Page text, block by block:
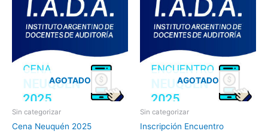
AGOTADO
Sin categorizar
Cena Neuquén 2025
AGOTADO
Sin categorizar
Inscripción Encuentro